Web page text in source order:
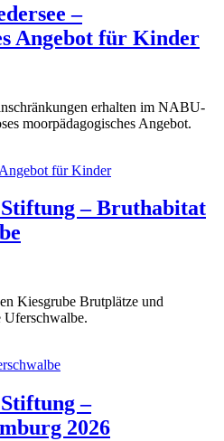
–
Angebot für Kinder
erhalten im NABU-
moorpädagogisches Angebot.
für Kinder
– Bruthabitat
Kiesgrube Brutplätze und
Uferschwalbe.
–
2026